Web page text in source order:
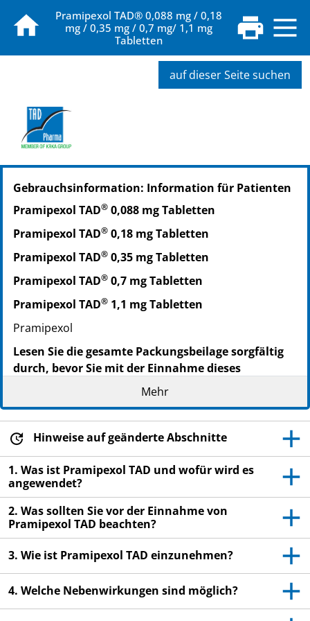
Pramipexol TAD® 0,088 mg / 0,18
mg / 0,35 mg / 0,7 mg/ 1,1 mg
Tabletten
auf dieser Seite suchen
Gebrauchsinformation: Information für Patienten
Pramipexol TAD® 0,088 mg Tabletten
Pramipexol TAD® 0,18 mg Tabletten
Pramipexol TAD® 0,35 mg Tabletten
Pramipexol TAD® 0,7 mg Tabletten
Pramipexol TAD® 1,1 mg Tabletten
Pramipexol
Lesen Sie die gesamte Packungsbeilage sorgfältig
durch, bevor Sie mit der Einnahme dieses
Arzneimittels beginnen.
Heben Sie die Packungsbeilage auf. Vielleicht
möchten Sie diese später nochmals lesen.
Wenn Sie weitere Fragen haben, wenden Sie sich
bitte an Ihren Arzt oder Apotheker.
Dieses Arzneimittel wurde Ihnen persönlich
verschrieben. Geben Sie es nicht an Dritte weiter.
Es kann anderen Menschen schaden, auch wenn
diese die gleichen Beschwerden haben wie Sie.
Wenn Sie Nebenwirkungen bemerken, wenden Sie
sich an Ihren Arzt oder Apotheker. Dies gilt auch
für Nebenwirkungen, die nicht in dieser
Packungsbeilage angegeben sind. Siehe Abschnitt
Mehr
Hinweise auf geänderte Abschnitte
1. Was ist Pramipexol TAD und wofür wird es
angewendet?
2. Was sollten Sie vor der Einnahme von
Pramipexol TAD beachten?
3. Wie ist Pramipexol TAD einzunehmen?
4. Welche Nebenwirkungen sind möglich?